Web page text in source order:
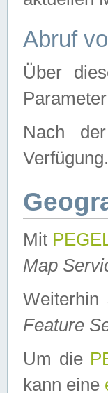
Abruf
Über
Nach
Verfügung.
Mit
Map
Feature
Um die
kann eine